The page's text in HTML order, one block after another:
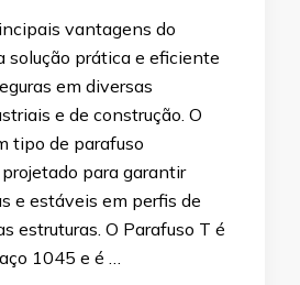
vantagens do
solução prática e eficiente
em diversas
e de construção. O
tipo de parafuso
para garantir
e estáveis em perfis de
estruturas. O Parafuso T é
1045 e é …